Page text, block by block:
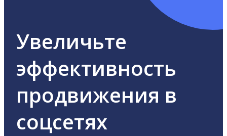
Увеличьте
эффективность
продвижения в
соцсетях